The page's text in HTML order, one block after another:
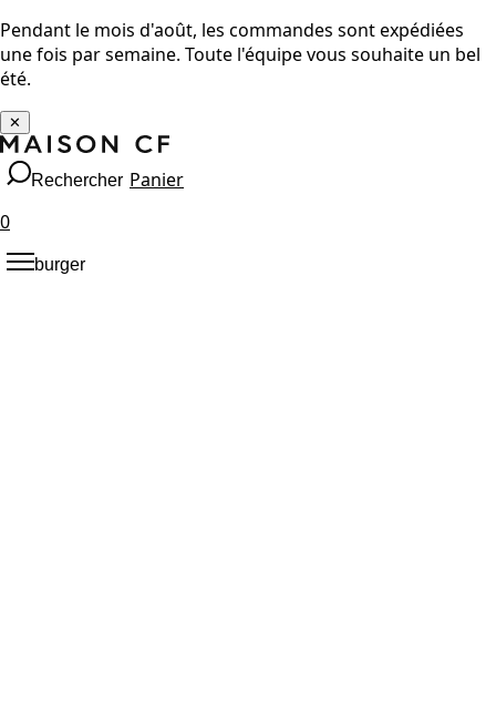
Pendant le mois d'août, les commandes sont expédiées
une fois par semaine. Toute l'équipe vous souhaite un bel
été.
✕
Rechercher Panier
0
burger